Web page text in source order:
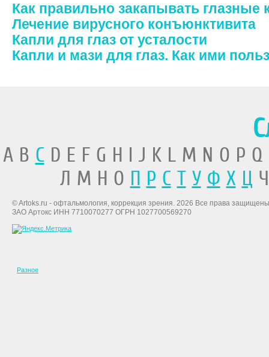
Как правильно закапывать глазные
Лечение вирусного конъюнктивита
Капли для глаз от усталости
Капли и мази для глаз. Как ими
A B CD E F G H I J K L M N O P
Л М Н О П Р С Т У Ф Х Ц
© Artoks.ru - офтальмология, коррекция зрения. 2026 Все права
ЗАО Артокс ИНН 7710070277 ОГРН 1027700569270
Разное